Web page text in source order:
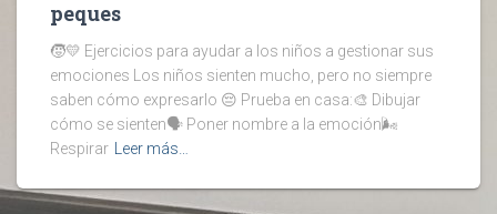
peques
🧒💛 Ejercicios para ayudar a los niños a gestionar sus
emociones Los niños sienten mucho, pero no siempre
saben cómo expresarlo 😔 Prueba en casa:🎨 Dibujar
cómo se sienten🗣️ Poner nombre a la emoción🌬️
Respirar
Leer más…